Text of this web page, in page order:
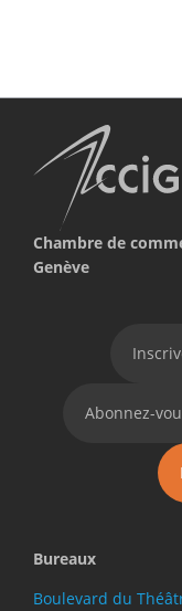
Chambre de
Genève
Abonnez-
Bureaux
Boulevard du